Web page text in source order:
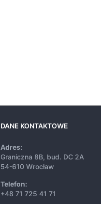
DANE KONTAKTOWE
Adres:
Graniczna 8B, bud. DC 2A
54-610 Wrocław
Telefon:
+48 71 725 41 71